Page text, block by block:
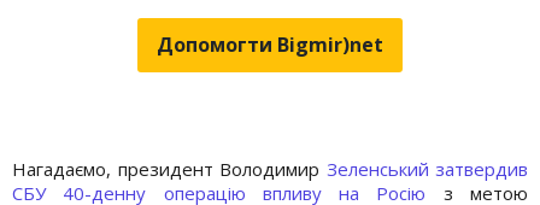
Допомогти Bigmir)net
Нагадаємо, президент Володимир Зеленський затвердив
СБУ 40-денну операцію впливу на Росію з метою